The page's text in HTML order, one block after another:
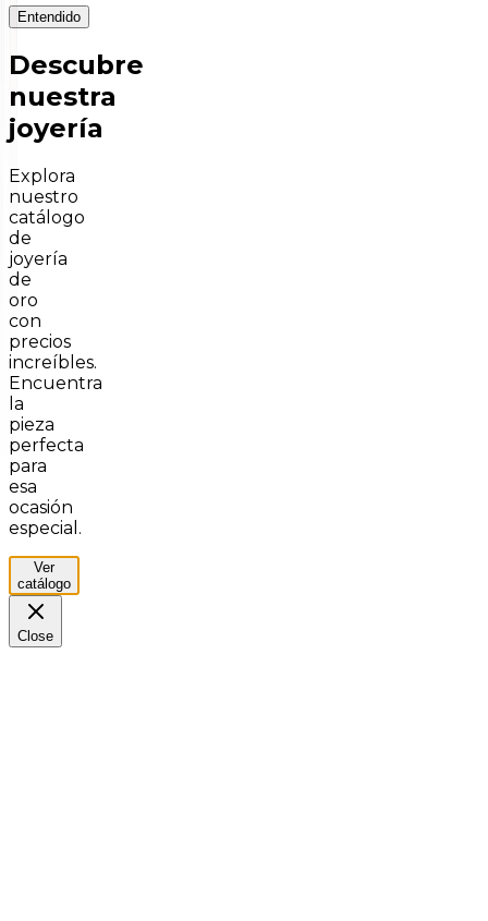
Entendido
Descubre
nuestra
joyería
Explora
nuestro
catálogo
de
joyería
de
oro
con
precios
increíbles.
Encuentra
la
pieza
perfecta
para
esa
ocasión
especial.
Ver
catálogo
Close